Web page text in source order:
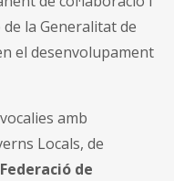
la Generalitat de
el desenvolupament
amb
Locals, de
Federació de